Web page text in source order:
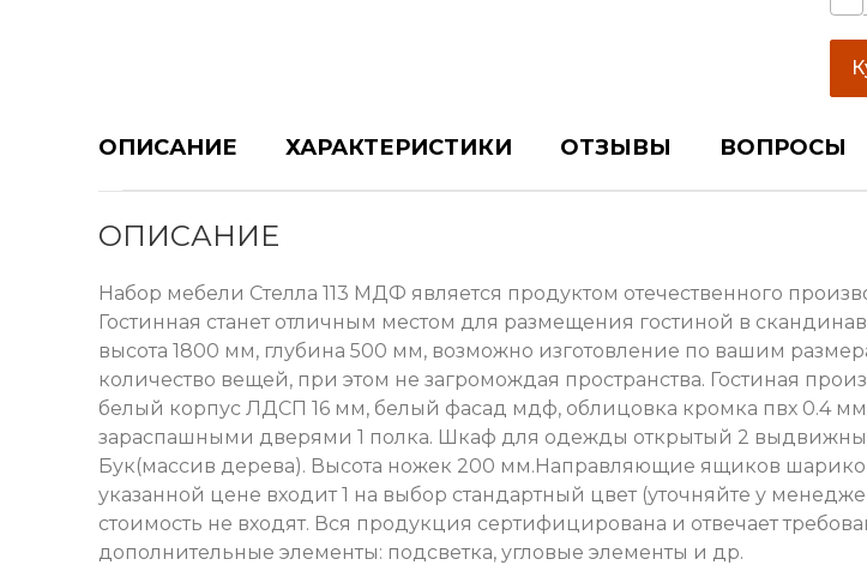
ОПИСАНИЕ ХАРАКТЕРИСТИКИ ОТЗЫВЫ ВОПРОСЫ
ОПИСАНИЕ
Набор мебели Стелла 113 МДФ является продуктом отечественного
Гостинная станет отличным местом для размещения гостиной в
высота 1800 мм, глубина 500 мм, возможно изготовление по вашим
количество вещей, при этом не загромождая пространства. Гостиная
белый корпус ЛДСП 16 мм, белый фасад мдф, облицовка кромка пвх 0.4
зараспашными дверями 1 полка. Шкаф для одежды открытый 2
Бук(массив дерева). Высота ножек 200 мм.Направляющие ящиков
указанной цене входит 1 на выбор стандартный цвет (уточняйте у
стоимость не входят. Вся продукция сертифицирована и отвечает
дополнительные элементы: подсветка, угловые элементы и др.